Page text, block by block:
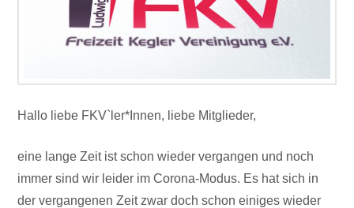
Hallo liebe FKV`ler*Innen, liebe Mitglieder,
eine lange Zeit ist schon wieder vergangen und noch
immer sind wir leider im Corona-Modus. Es hat sich in
der vergangenen Zeit zwar doch schon einiges wieder